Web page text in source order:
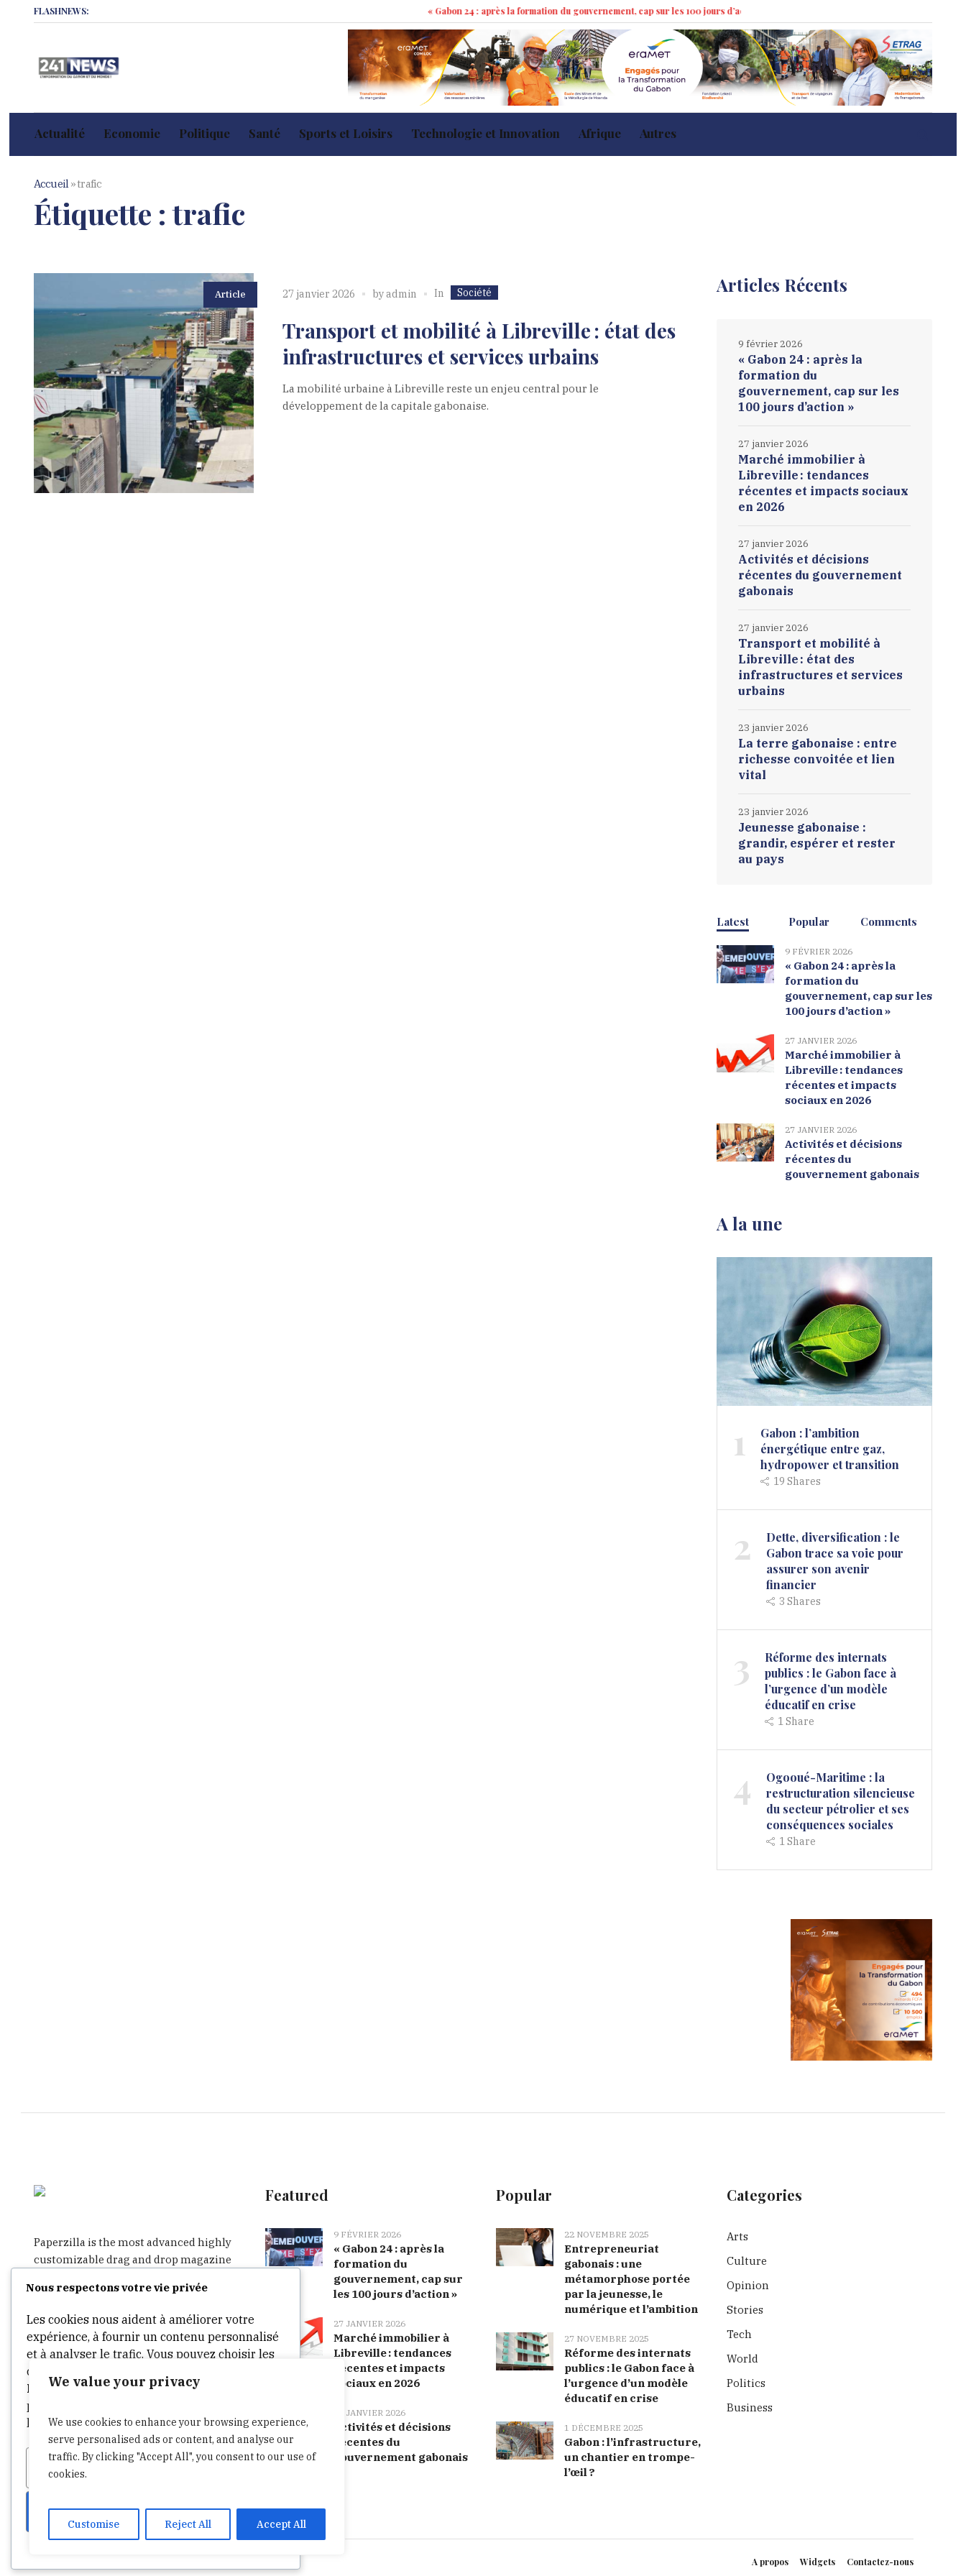
We value your privacy
We use cookies to enhance your browsing experience,
serve personalised ads or content, and analyse our
traffic. By clicking "Accept All", you consent to our use of
cookies.
Customise Reject All Accept All
Nous respectons votre vie privée
Les cookies nous aident à améliorer votre
expérience, à fournir un contenu personnalisé
et à analyser le trafic. Vous pouvez choisir les
cookies à autoriser en cliquant sur
Personnaliser . Cliquez surAccepter tout
pour consentir ou
les cookies non essentiels.
Personnaliser
Tout accepter
FLASHNEWS: « Gabon 24 : après la formation du gouvernement, cap sur les 100 jours d’action » Marché immobilier à Libreville : tendances récentes et
Actualité Economie Politique Santé Sports et Loisirs Technologie et Innovation Afrique Autres
Accueil»trafic
Étiquette :trafic
Article 27 janvier 2026 byadmin In Société
Transport et mobilité à Libreville : état des
infrastructures et services urbains
La mobilité urbaine à Libreville reste un enjeu central pour le
développement de la capitale gabonaise.
Articles Récents
« Gabon 24 : après la
formation du
gouvernement, cap sur les
100 jours d’action »
9 février 2026
Marché immobilier à
Libreville : tendances
récentes et impacts sociaux
en 2026
27 janvier 2026
Activités et décisions
récentes du gouvernement
gabonais
27 janvier 2026
Transport et mobilité à
Libreville : état des
infrastructures et services
urbains
27 janvier 2026
La terre gabonaise : entre
richesse convoitée et lien
vital
23 janvier 2026
Jeunesse gabonaise :
grandir, espérer et rester
au pays
23 janvier 2026
Latest Popular Comments
9 FÉVRIER 2026
« Gabon 24 : après la
formation du
gouvernement, cap sur les
100 jours d’action »
27 JANVIER 2026
Marché immobilier à
Libreville : tendances
récentes et impacts
sociaux en 2026
27 JANVIER 2026
Activités et décisions
récentes du
gouvernement gabonais
A la une
1
Gabon : l’ambition
énergétique entre gaz,
hydropower et transition
19Shares
2
Dette, diversification : le
Gabon trace sa voie pour
assurer son avenir
financier
3Shares
3
Réforme des internats
publics : le Gabon face à
l’urgence d’un modèle
éducatif en crise
1Share
4
Ogooué-Maritime : la
restructuration silencieuse
du secteur pétrolier et ses
conséquences sociales
1Share
Paperzilla is the most advanced highly
customizable drag and drop magazine
social integration and much more – all
in one theme. Start writing, publishing,
advertising and sharing in minutes.
Featured
9 FÉVRIER 2026
« Gabon 24 : après la
formation du
gouvernement, cap sur
les 100 jours d’action »
27 JANVIER 2026
Marché immobilier à
Libreville : tendances
récentes et impacts
sociaux en 2026
27 JANVIER 2026
Activités et décisions
récentes du
gouvernement gabonais
Popular
22 NOVEMBRE 2025
Entrepreneuriat
gabonais : une
métamorphose portée
par la jeunesse, le
numérique et l’ambition
27 NOVEMBRE 2025
Réforme des internats
publics : le Gabon face à
l’urgence d’un modèle
éducatif en crise
1 DÉCEMBRE 2025
Gabon : l’infrastructure,
un chantier en trompe-
l’œil ?
Categories
Arts
Culture
Opinion
Stories
Tech
World
Politics
Business
A propos Widgets Contactez-nous